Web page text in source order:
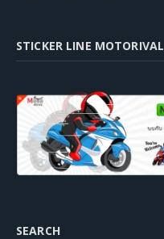
STICKER LINE MOTORIVAL
SEARCH